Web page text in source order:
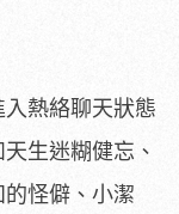
熱絡聊天狀態
生迷糊健忘、
怪僻、小潔